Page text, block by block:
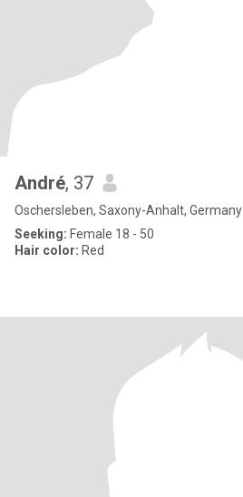
André, 37
Oschersleben, Saxony-Anhalt, Germany
Seeking: Female 18 - 50
Hair color: Red